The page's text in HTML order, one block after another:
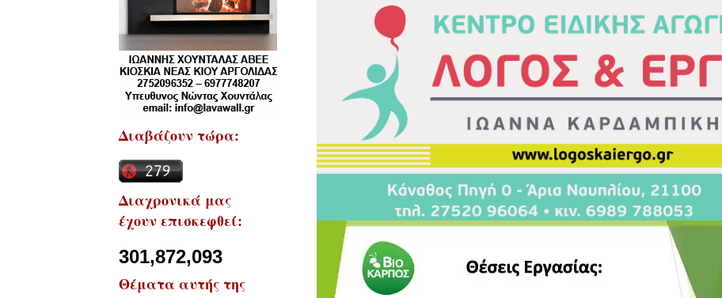
Διαβάζουν τώρα:
Διαχρονικά μας
έχουν επισκεφθεί:
301,872,093
Θέματα αυτής της